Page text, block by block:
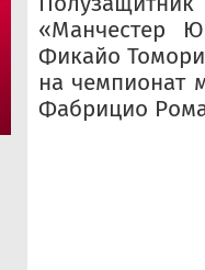
«Манчестер
Фикайо
на чемпионат
Фабрицио